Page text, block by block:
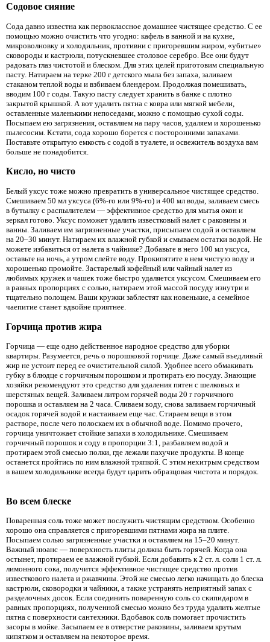
Содовое сияние
Сода давно известна как первоклассное домашнее чистящее средство. С ее
помощью можно очистить что угодно: кафель в ванной и на кухне,
микроволновку и холодильник, противни с пригоревшим жиром, «убитые»
сковороды и кастрюли, потускневшее столовое серебро. Все они будут
радовать глаз чистотой и блеском. Для этих целей приготовим специальную
пасту. Натираем на терке 200 г детского мыла без запаха, заливаем
стаканом теплой воды и взбиваем блендером. Продолжая помешивать,
вводим 100 г соды. Такую пасту следует хранить в банке с плотно
закрытой крышкой. А вот удалить пятна с ковра или мягкой мебели,
оставленные маленькими непоседами, можно с помощью сухой соды.
Посыпаем ею загрязнения, оставляем на пару часов, удаляем и хорошенько
пылесосим. Кстати, сода хорошо борется с посторонними запахами.
Поставьте открытую емкость с содой в туалете, и освежитель воздуха вам
больше не понадобится.
Кисло, но чисто
Белый уксус тоже можно превратить в универсальное чистящее средство.
Смешиваем 50 мл уксуса (6%-го или 9%-го) и 400 мл воды, заливаем смесь
в бутылку с распылителем — эффективное средство для мытья окон и
зеркал готово. Уксус поможет удалить известковый налет с раковины и
ванны. Заливаем им загрязненные участки, присыпаем содой и оставляем
на 20–30 минут. Натираем их влажной губкой и смываем остатки водой. Не
можете избавиться от налета в чайнике? Добавьте в него 100 мл уксуса,
оставьте на ночь, а утром слейте воду. Прокипятите в нем чистую воду и
хорошенько промойте. Застарелый кофейный или чайный налет из
любимых кружек и чашек тоже быстро удаляется уксусом. Смешиваем его
в равных пропорциях с солью, натираем этой массой посуду изнутри и
тщательно полощем. Ваши кружки заблестят как новенькие, а семейное
чаепитие станет вдвойне приятнее.
Горчица против жира
Горчица — еще одно действенное народное средство для уборки
квартиры. Разумеется, речь о порошковой горчице. Даже самый въедливый
жир не устоит перед ее очистительной силой. Удобнее всего обмакивать
губку в блюдце с горчичным порошком и протирать ею посуду. Знающие
хозяйки рекомендуют это средство для удаления пятен с шелковых и
шерстяных вещей. Заливаем литром горячей воды 20 г горчичного
порошка и оставляем на 2 часа. Сливаем воду, снова заливаем горчичный
осадок горячей водой и настаиваем еще час. Стираем вещи в этом
растворе, после чего полоскаем их в обычной воде. Помимо прочего,
горчица уничтожает стойкие запахи в холодильнике. Смешиваем
горчичный порошок и соду в пропорции 3:1, разбавляем водой и
протираем этой смесью полки, где лежали пахучие продукты. В конце
останется пройтись по ним влажной тряпкой. С этим нехитрым средством
в вашем холодильнике всегда будут царить образцовая чистота и порядок.
Во всем блеске
Поваренная соль тоже может послужить чистящим средством. Особенно
хорошо она справляется с пригоревшими пятнами жира на плите.
Посыпаем солью загрязненные участки и оставляем на 15–20 минут.
Важный нюанс — поверхность плиты должна быть горячей. Когда она
остынет, протираем ее влажной губкой. Если добавить к 2 ст. л. соли 1 ст. л.
лимонного сока, получится эффективное чистящее средство против
известкового налета и ржавчины. Этой же смесью легко начищать до блеска
кастрюли, сковородки и чайники, а также устранять неприятный запах с
разделочных досок. Если соединить поваренную соль со скипидаром в
равных пропорциях, полученной смесью можно без труда удалить желтые
пятна с поверхности сантехники. Вдобавок соль помогает прочистить
засоры в мойке. Засыпаем ее в отверстие раковины, заливаем крутым
кипятком и оставляем на некоторое время.